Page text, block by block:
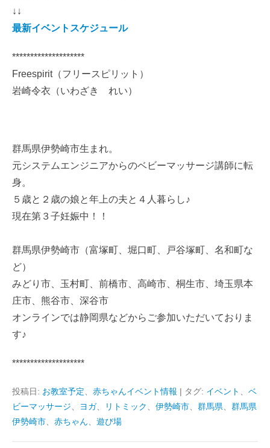
↓↓
最新イベントスケジュール
********************
Freespirit（フリースピリット）
岩崎令衣（いわざき れい）
群馬県伊勢崎市生まれ。
元システムエンジニアからのベビーマッサージ講師に転
身。
５歳と２歳の娘と年上の夫と４人暮らし♪
現在第３子妊娠中！！
群馬県伊勢崎市（富塚町、堀口町、戸谷塚町、名和町な
ど）
みどり市、玉村町、前橋市、高崎市、桐生市、埼玉県本
庄市、熊谷市、深谷市
オンラインでは静岡県などからご参加いただいておりま
す♪
********************
投稿日: お教室予定 赤ちゃんイベント情報 | タグ: イベント
ベ
ビーマッサージ
ヨガ、 リトミック 伊勢崎市 群馬県
群馬県
伊勢崎市
赤ちゃん 遊び場